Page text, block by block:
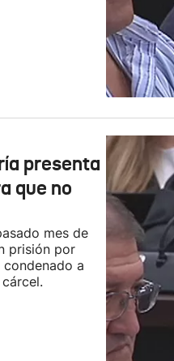
presenta
que no
mes de
prisión por
a